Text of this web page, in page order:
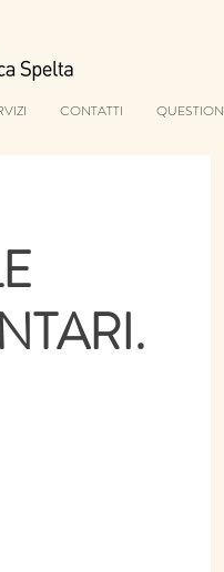
CONTATTI